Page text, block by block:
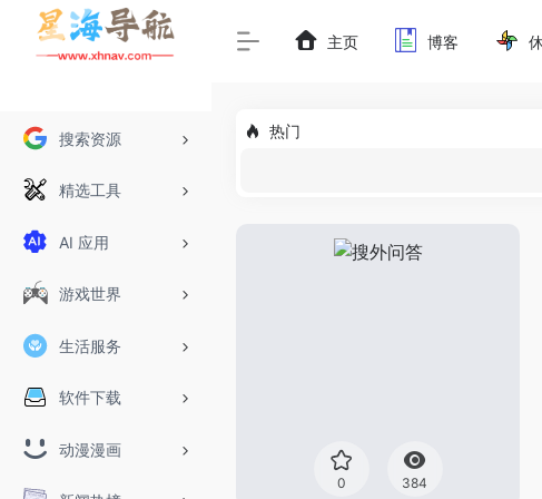
搜索资源
精选工具
AI 应用
游戏世界
生活服务
软件下载
动漫漫画
主页 博客
热门
0 384